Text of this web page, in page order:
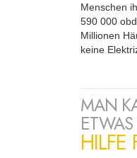
Menschen
590 000
Millionen
keine
MAN
HILFE